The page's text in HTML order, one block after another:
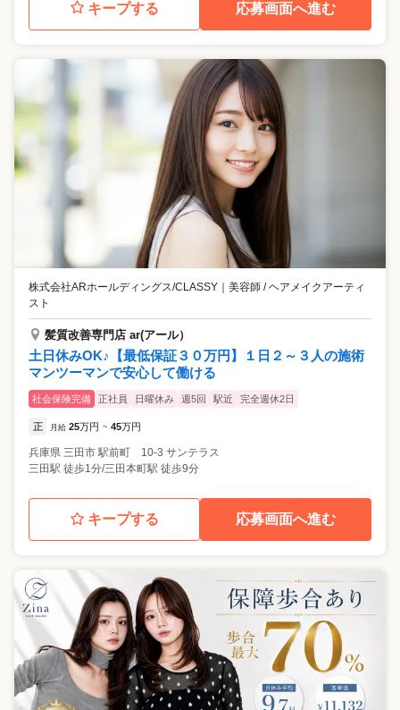
キープする 応募画面へ進む
株式会社ARホールディングス/CLASSY
美容師 / ヘアメイクアーティ
スト
髪質改善専門店 ar(アール）
土日休みOK♪【最低保証３０万円】１日２～３人の施術
マンツーマンで安心して働ける
社会保険完備 正社員 日曜休み 週5回 駅近 完全週休2日
正 月給 25万円 ~ 45万円
兵庫県 三田市 駅前町 10-3 サンテラス
三田駅 徒歩1分/三田本町駅 徒歩9分
キープする 応募画面へ進む